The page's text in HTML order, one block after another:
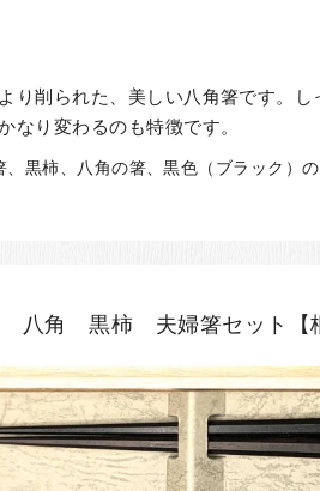
り削られた、美しい八角箸です。
なり変わるのも特徴です。
黒柿、八角の箸、黒色（ブラック）
八角 黒柿 夫婦箸セット【